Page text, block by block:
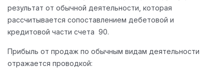
результат от обычной деятельности, которая
рассчитывается сопоставлением дебетовой и
кредитовой части счета 90.
Прибыль от продаж по обычным видам деятельности
отражается проводкой: